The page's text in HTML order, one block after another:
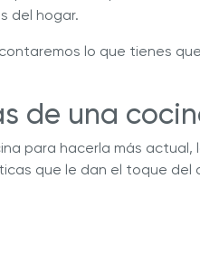
del hogar.
lo que tienes
de una
para hacerla más
que le dan el toque del